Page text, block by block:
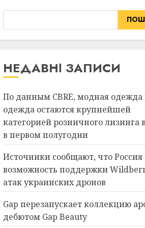
Россия изучает
возможность
Wildberry после
украинских
3
краса новини
коллекцию
дебютом Gap
28.07.2026
краса новини
Австралийский
Myer упал на
ритейлер
резкое
27.07.2026
краса
НЕДАВНІ ЗАПИСИ
По данным CBRE, модная одежда
одежда остаются крупнейшей
категорией розничного лизинга
в первом полугодии
Источники сообщают, что Россия
возможность поддержки
атак украинских дронов
Gap перезапускает коллекцию
дебютом Gap Beauty